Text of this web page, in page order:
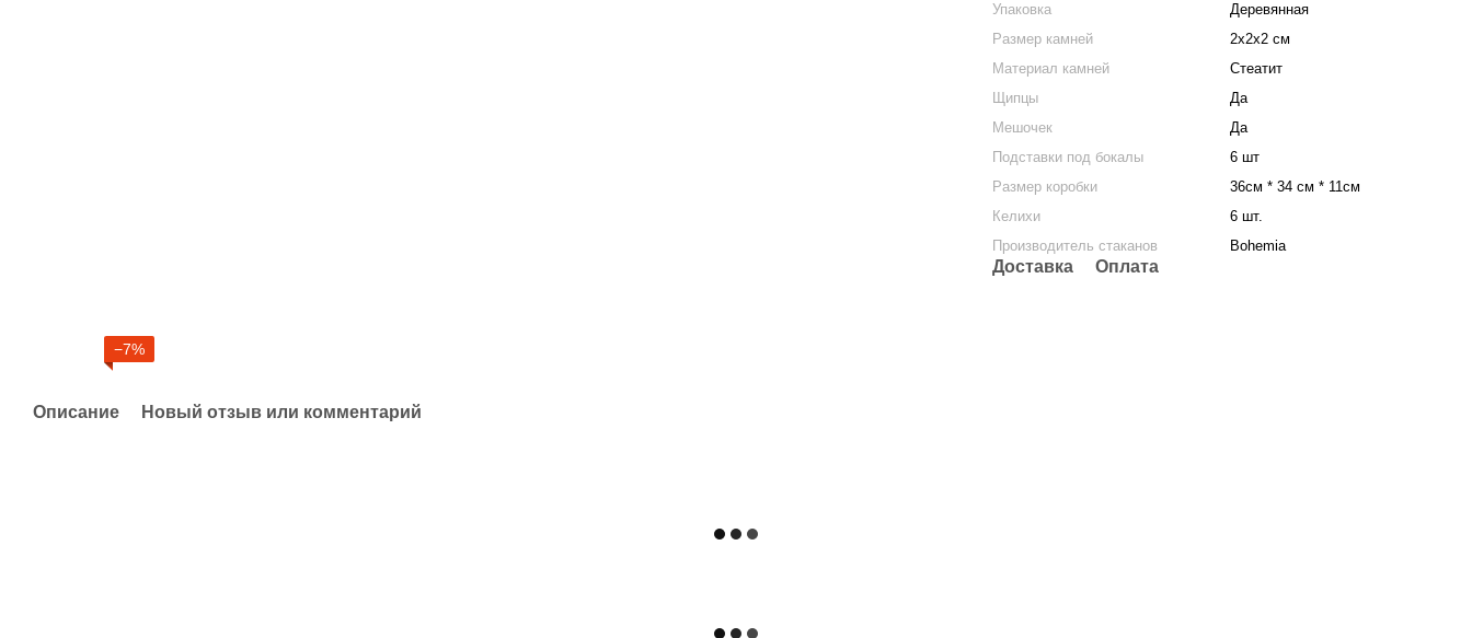
−7%
Описание Новый отзыв или комментарий
Упаковка
Деревянная
Размер камней
2х2х2 см
Материал камней
Стеатит
Щипцы
Да
Мешочек
Да
Подставки под бокалы
6 шт
Размер коробки
36см * 34 см * 11см
Келихи
6 шт.
Производитель стаканов
Bohemia
Доставка Оплата